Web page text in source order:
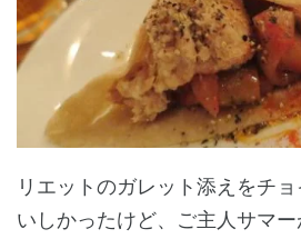
リエットのガレット添えをチ
いしかったけど、ご主人サマ